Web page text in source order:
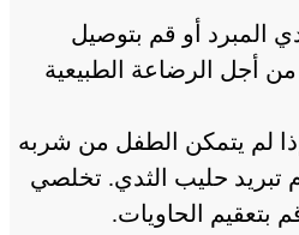
المبرد أو قم بتوصيل
من أجل الرضاعة الطبيعية
لم يتمكن الطفل من شربه
عدم تبريد حليب الثدي. تخلصي
بتعقيم الحاويات.